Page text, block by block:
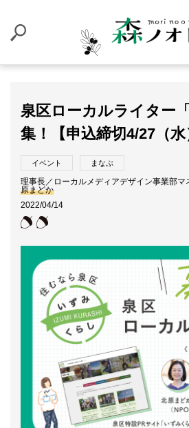
泉区ローカルライター
集！【申込締切4/27（水
イベント まなぶ
理事長／ローカルメディアデザイン事業部マ
原まどか
2022/04/14